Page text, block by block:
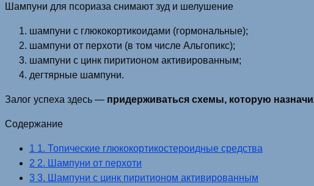
Шампуни для псориаза снимают зуд и шелушение
шампуни с глюкокортикоидами (гормональные);
шампуни от перхоти (в том числе Альгопикс);
шампуни с цинк пиритионом активированным;
дегтярные шампуни.
Залог успеха здесь — придерживаться схемы, которую
Содержание
1 1. Топические глюкокортикостероидные средства
2 2. Шампуни от перхоти
3 3. Шампуни с цинк пиритионом активированным